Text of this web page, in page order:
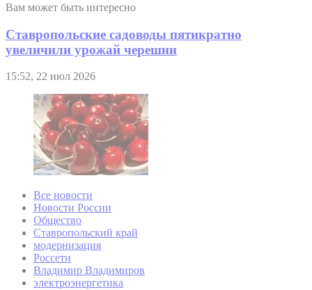
Вам может быть интересно
Ставропольские садоводы пятикратно
увеличили урожай черешни
15:52, 22 июл 2026
Все новости
Новости России
Общество
Ставропольский край
модернизация
Россети
Владимир Владимиров
электроэнергетика